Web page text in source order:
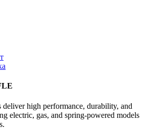
high performance, durability, and
electric, gas, and spring-powered models